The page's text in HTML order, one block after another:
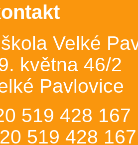
Velké
května 46/2
Pavlovice
519 428 167
519 428 167